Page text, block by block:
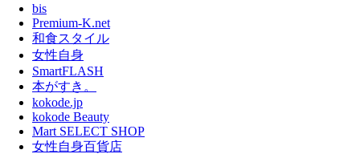
bis
Premium-K.net
和食スタイル
女性自身
SmartFLASH
本がすき。
kokode.jp
kokode Beauty
Mart SELECT SHOP
女性自身百貨店